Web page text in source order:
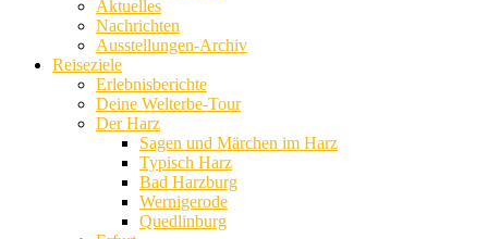
Aktuelles
Nachrichten
Ausstellungen-Archiv
Reiseziele
Erlebnisberichte
Deine Welterbe-Tour
Der Harz
Sagen und Märchen im Harz
Typisch Harz
Bad Harzburg
Wernigerode
Quedlinburg